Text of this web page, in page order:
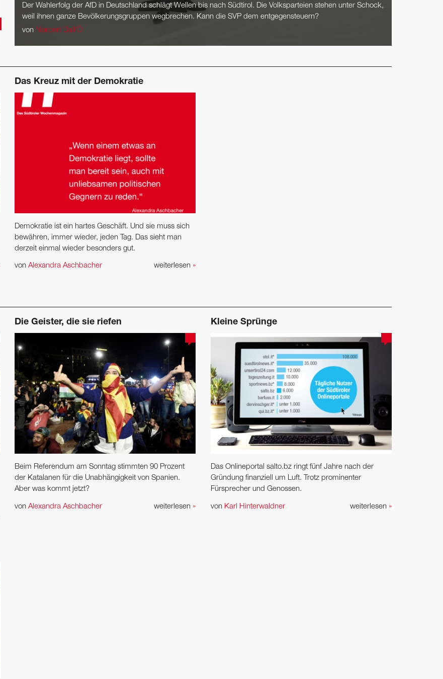
Der Wahlerfolg der AfD in Deutschland schlägt Wellen bis nach Südtirol. Die Volksparteien stehen unter Schock,
weil ihnen ganze Bevölkerungsgruppen wegbrechen. Kann die SVP dem entgegensteuern?
von Norbert Dall’Ò
Das Kreuz mit der Demokratie
Demokratie ist ein hartes Geschäft. Und sie muss sich
bewähren, immer wieder, jeden Tag. Das sieht man
derzeit einmal wieder besonders gut.
weiterlesen »
von Alexandra Aschbacher
Die Geister, die sie riefen
Beim Referendum am Sonntag stimmten 90 Prozent
der Katalanen für die Unabhängigkeit von Spanien.
Aber was kommt jetzt?
weiterlesen »
von Alexandra Aschbacher
Kleine Sprünge
Das Onlineportal salto.bz ringt fünf Jahre nach der
Gründung finanziell um Luft. Trotz prominenter
Fürsprecher und Genossen.
weiterlesen »
von Karl Hinterwaldner